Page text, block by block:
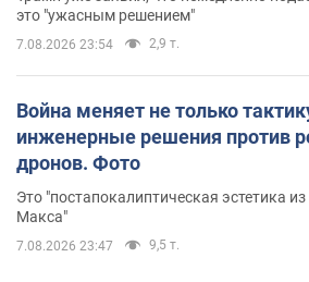
это "ужасным решением"
7.08.2026 23:54 2,9 т.
Война меняет не только
инженерные решения против
дронов. Фото
Это "постапокалиптическая эстетика
Макса"
7.08.2026 23:47 9,5 т.